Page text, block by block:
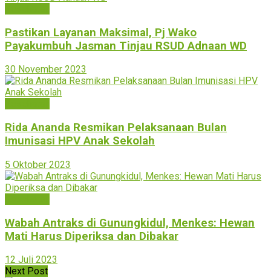
Pastikan Layanan Maksimal, Pj Wako
Payakumbuh Jasman Tinjau RSUD Adnaan WD
30 November 2023
Rida Ananda Resmikan Pelaksanaan Bulan
Imunisasi HPV Anak Sekolah
5 Oktober 2023
Wabah Antraks di Gunungkidul, Menkes: Hewan
Mati Harus Diperiksa dan Dibakar
12 Juli 2023
Next Post